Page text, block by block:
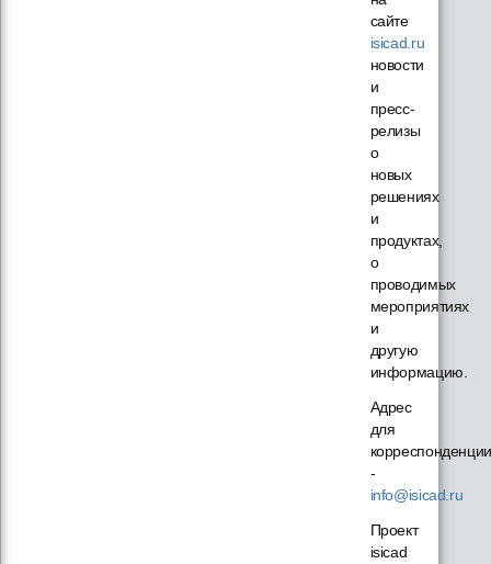
сайте
isicad.ru
новости
и
пресс-
релизы
о
новых
решениях
и
продуктах,
о
проводимых
мероприятиях
и
другую
информацию.
Адрес
для
корреспонденции
-
info@isicad.ru
Проект
isicad